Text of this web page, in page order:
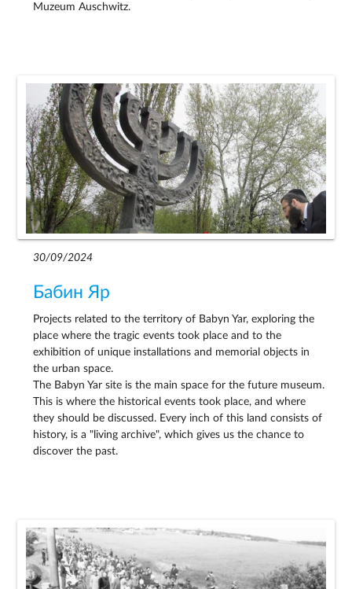
Muzeum Auschwitz.
30/09/2024
Бабин Яр
Projects related to the territory of Babyn Yar, exploring the
place where the tragic events took place and to the
exhibition of unique installations and memorial objects in
the urban space.
The Babyn Yar site is the main space for the future museum.
This is where the historical events took place, and where
they should be discussed. Every inch of this land consists of
history, is a "living archive", which gives us the chance to
discover the past.